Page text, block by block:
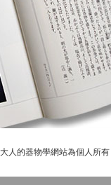
大人的器物學網站為個人所